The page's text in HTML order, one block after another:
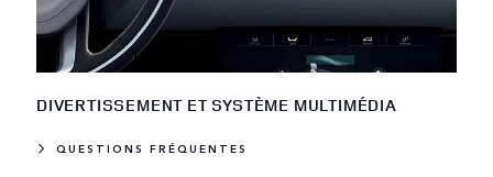
DIVERTISSEMENT ET SYSTÈME MULTIMÉDIA
QUESTIONS FRÉQUENTES